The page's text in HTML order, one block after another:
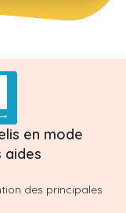
en mode
aides
des principales